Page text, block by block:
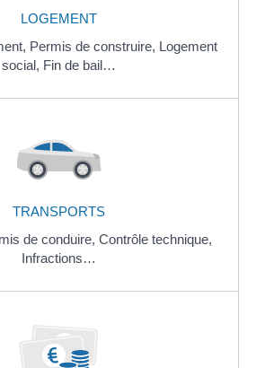
LOGEMENT
Permis de construire, Logement
social, Fin de bail…
TRANSPORTS
de conduire, Contrôle technique,
Infractions…